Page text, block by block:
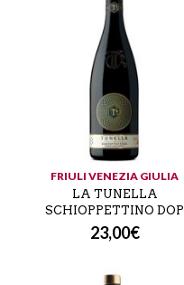
FRIULI VENEZIA GIULIA
LA TUNELLA
SCHIOPPETTINO DOP
23,00€